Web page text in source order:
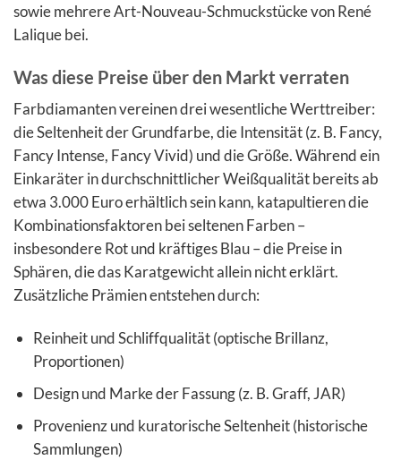
sowie mehrere Art-Nouveau-Schmuckstücke von René
Lalique bei.
Was diese Preise über den Markt verraten
Farbdiamanten vereinen drei wesentliche Werttreiber:
die Seltenheit der Grundfarbe, die Intensität (z. B. Fancy,
Fancy Intense, Fancy Vivid) und die Größe. Während ein
Einkaräter in durchschnittlicher Weißqualität bereits ab
etwa 3.000 Euro erhältlich sein kann, katapultieren die
Kombinationsfaktoren bei seltenen Farben –
insbesondere Rot und kräftiges Blau – die Preise in
Sphären, die das Karatgewicht allein nicht erklärt.
Zusätzliche Prämien entstehen durch:
Reinheit und Schliffqualität (optische Brillanz,
Proportionen)
Design und Marke der Fassung (z. B. Graff, JAR)
Provenienz und kuratorische Seltenheit (historische
Sammlungen)